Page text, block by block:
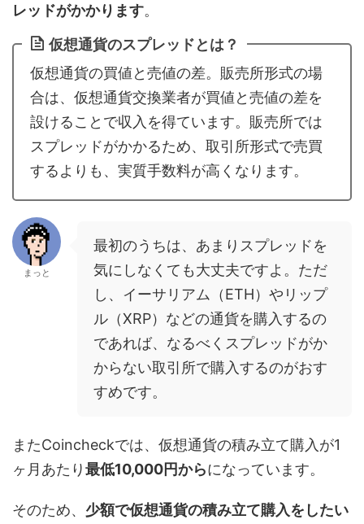
レッドがかかります。
仮想通貨のスプレッドとは？
仮想通貨の買値と売値の差。販売所形式の場
合は、仮想通貨交換業者が買値と売値の差を
設けることで収入を得ています。販売所では
スプレッドがかかるため、取引所形式で売買
するよりも、実質手数料が高くなります。
まっと
最初のうちは、あまりスプレッドを
気にしなくても大丈夫ですよ。ただ
し、イーサリアム（ETH）やリップ
ル（XRP）などの通貨を購入するの
であれば、なるべくスプレッドがか
からない取引所で購入するのがおす
すめです。
またCoincheckでは、仮想通貨の積み立て購入が1
ヶ月あたり最低10,000円からになっています。
そのため、 少額で仮想通貨の積み立て購入をしたい